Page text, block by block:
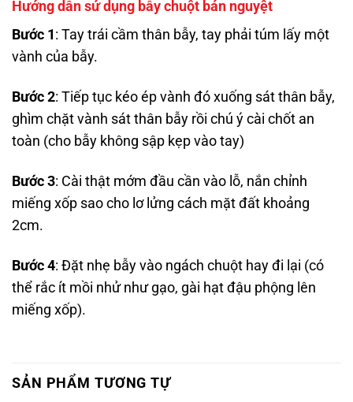
Hướng dẫn sử dụng bẫy chuột bán nguyệt
Bước 1 : Tay trái cầm thân bẫy, tay phải túm lấy một
vành của bẫy.
Bước 2: Tiếp tục kéo ép vành đó xuống sát thân bẫy,
ghìm chặt vành sát thân bẫy rồi chú ý cài chốt an
toàn (cho bẫy không sập kẹp vào tay)
Bước 3: Cài thật mớm đầu cần vào lỗ, nắn chỉnh
miếng xốp sao cho lơ lửng cách mặt đất khoảng
2cm.
Bước 4: Đặt nhẹ bẫy vào ngách chuột hay đi lại (có
thể rắc ít mồi nhử như gạo, gài hạt đậu phộng lên
miếng xốp).
SẢN PHẨM TƯƠNG TỰ